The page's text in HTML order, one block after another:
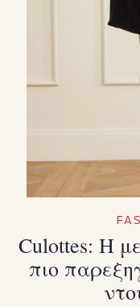
Culottes: Η
πιο